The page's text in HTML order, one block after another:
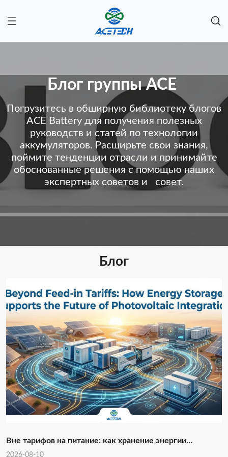
Блог группы ACE
Погрузитесь в обширную библиотеку блогов
ACE Battery для получения полезных
руководств и статей по технологии
аккумуляторов. Расширьте свои знания,
поймите тенденции отрасли и принимайте
обоснованные решения с помощью наших
экспертных советов и совет.
Блог
Вне тарифов на питание: как хранение энергии
способствует будущему интеграции
2026-08-10